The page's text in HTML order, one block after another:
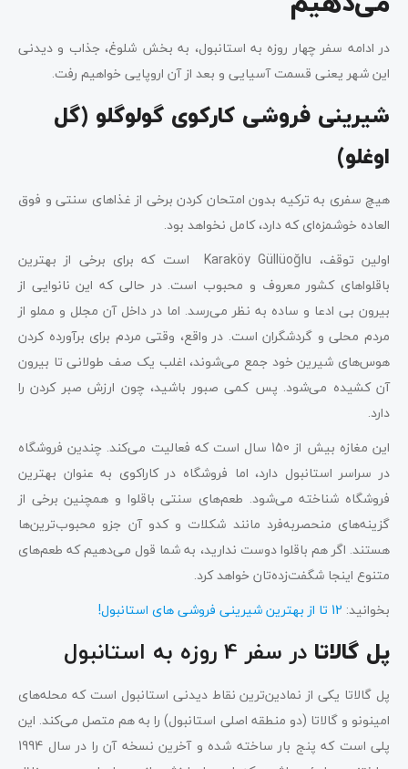
در ادامه سفر چهار روزه به استانبول، به بخش شلوغ، جذاب و دیدنی
این شهر یعنی قسمت آسیایی و بعد از آن اروپایی خواهیم رفت.
شیرینی فروشی کارکوی گولوگلو (گل
اوغلو)
هیچ سفری به ترکیه بدون امتحان کردن برخی از غذاهای سنتی و فوق
العاده خوشمزه‌ای که دارد، کامل نخواهد بود.
اولین توقف، Karaköy Güllüoğlu است که برای برخی از بهترین
باقلواهای کشور معروف و محبوب است. در حالی که این نانوایی از
بیرون بی ادعا و ساده به نظر می‌رسد. اما در داخل آن مجلل و مملو از
مردم محلی و گردشگران است. در واقع، وقتی مردم برای برآورده کردن
هوس‌های شیرین خود جمع می‌شوند، اغلب یک صف طولانی تا بیرون
آن کشیده می‌شود. پس کمی صبور باشید، چون ارزش صبر کردن را
دارد.
این مغازه بیش از 150 سال است که فعالیت می‌کند. چندین فروشگاه
در سراسر استانبول دارد، اما فروشگاه در کاراکوی به عنوان بهترین
فروشگاه شناخته می‌شود. طعم‌های سنتی باقلوا و همچنین برخی از
گزینه‌های منحصربه‌فرد مانند شکلات و کدو آن جزو محبوب‌ترین‌ها
هستند. اگر هم باقلوا دوست ندارید، به شما قول می‌دهیم که طعم‌های
متنوع اینجا شگفت‌زده‌تان خواهد کرد.
بخوانید: 12 تا از بهترین شیرینی فروشی های استانبول!
پل گالاتا در سفر 4 روزه به استانبول
پل گالاتا یکی از نمادین‌ترین نقاط دیدنی استانبول است که محله‌های
امینونو و گالاتا (دو منطقه اصلی استانبول) را به هم متصل می‌کند. این
پلی است که پنج بار ساخته شده و آخرین نسخه آن را در سال 1994